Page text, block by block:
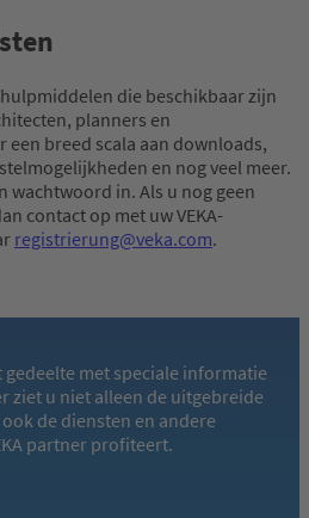
die beschikbaar zijn
planners en
breed scala aan downloads,
en nog veel meer.
wachtwoord in. Als u nog geen
contact op met uw VEKA-
registrierung@veka.com.
met speciale informatie
ziet u niet alleen de uitgebreide
de diensten en andere
partner profiteert.